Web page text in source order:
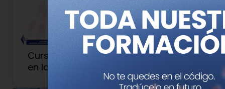
Curso de Asesoramiento Genético
en la Práctica Clínica